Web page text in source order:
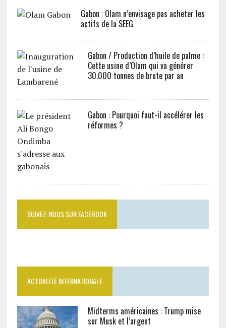
Gabon : Olam n’envisage pas acheter les
actifs de la SEEG
Gabon / Production d’huile de palme :
Cette usine d’Olam qui va générer
30.000 tonnes de brute par an
Gabon : Pourquoi faut-il accélérer les
réformes ?
SUIVEZ-NOUS SUR FACEBOOK
ACTUALITÉ INTERNATIONALE
Midterms américaines : Trump mise
sur Musk et l’argent